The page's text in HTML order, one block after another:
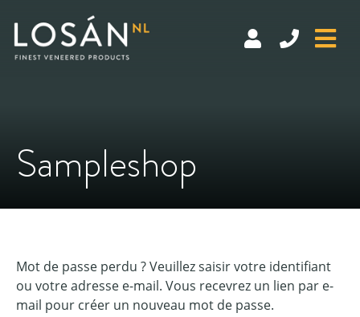
content
Sampleshop
Mot de passe perdu ? Veuillez saisir votre identifiant
ou votre adresse e-mail. Vous recevrez un lien par e-
mail pour créer un nouveau mot de passe.